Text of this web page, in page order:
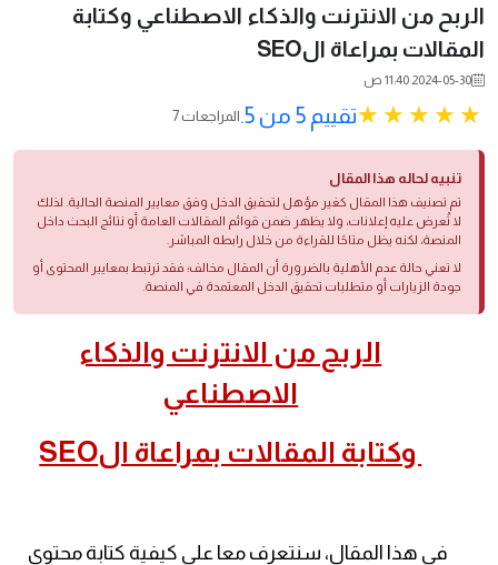
الربح من الانترنت والذكاء الاصطناعي وكتابة
المقالات بمراعاة الSEO
2024-05-30 11:40 ص
تقييم 5 من 5. 7 المراجعات
تنبيه لحاله هذا المقال
تم تصنيف هذا المقال كغير مؤهل لتحقيق الدخل وفق معايير المنصة الحالية. لذلك
لا تُعرض عليه إعلانات، ولا يظهر ضمن قوائم المقالات العامة أو نتائج البحث داخل
المنصة، لكنه يظل متاحًا للقراءة من خلال رابطه المباشر.
لا تعني حالة عدم الأهلية بالضرورة أن المقال مخالف؛ فقد ترتبط بمعايير المحتوى أو
جودة الزيارات أو متطلبات تحقيق الدخل المعتمدة في المنصة.
الربح من الانترنت والذكاء
الاصطناعي
وكتابة المقالات بمراعاة الSEO
في هذا المقال، سنتعرف معا على كيفية كتابة محتوى